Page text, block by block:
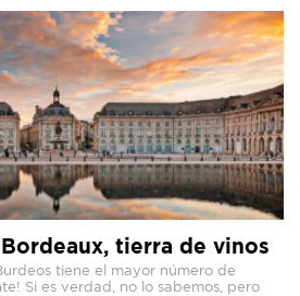
tierra de vinos
tiene el mayor número de
Si es verdad, no lo sabemos, pero